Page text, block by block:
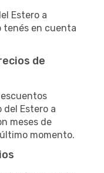
Estero a
tenés en cuenta
de
del Estero a
meses de
momento.